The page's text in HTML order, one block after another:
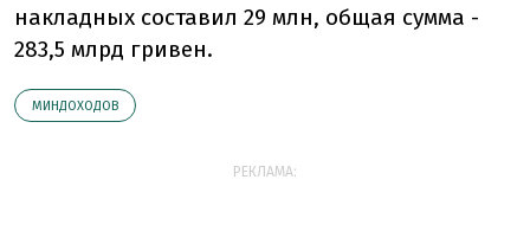
накладных составил 29 млн, общая сумма -
283,5 млрд гривен.
МИНДОХОДОВ
РЕКЛАМА: